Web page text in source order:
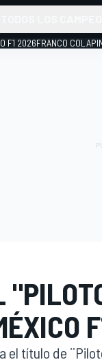
F1 2026FRANCO
título de